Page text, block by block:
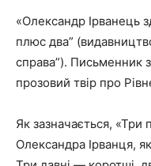
«Олександр Ірванець
плюс два”
справа”). Письменник
прозовий твір про
Як зазначається, «Три
Олександра Ірванця,